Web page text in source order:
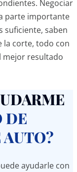
Negociar
parte importante
suficiente, saben
la corte, todo con
mejor resultado
DE
ayudarle con